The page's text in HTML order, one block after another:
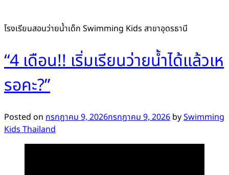
โรงเรียนสอนว่ายน้ำเด็ก Swimming Kids สาขาอุดรธานี
“4 เดือน!! เริ่มเรียนว่ายน้ำได้แล้วเห
รอคะ?”
Posted on กรกฎาคม 9, 2026กรกฎาคม 9, 2026 bySwimming
Kids Thailand